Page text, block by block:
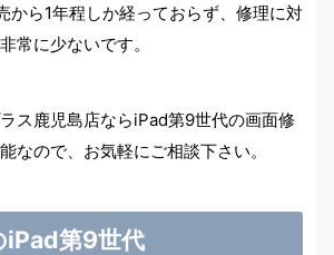
から1年程しか経っておらず、修理に対
常に少ないです。
ス鹿児島店ならiPad第9世代の画面修
なので、お気軽にご相談下さい。
iPad第9世代